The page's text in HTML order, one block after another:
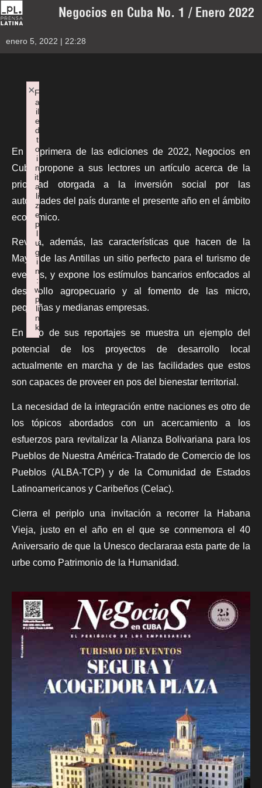
Negocios en Cuba No. 1 / Enero 2022
enero 5, 2022 | 22:28
En la primera de las ediciones de 2022, Negocios en
Cuba
propone a sus lectores un artículo acerca de la
prioridad otorgada a la inversión social por las
autoridades del país durante el presente año en el ámbito
económico.
Revela, además, las características que hacen de la
Mayor de las Antillas un sitio perfecto para el turismo de
eventos, y expone los estímulos bancarios enfocados al
desarrollo agropecuario y al fomento de las micro,
pequeñas y medianas empresas.
En uno de sus reportajes se muestra un ejemplo del
potencial de los proyectos de desarrollo local
actualmente en marcha y de las facilidades que estos
son capaces de proveer en pos del bienestar territorial.
La necesidad de la integración entre naciones es otro de
los tópicos abordados con un acercamiento a los
esfuerzos para revitalizar la Alianza Bolivariana para los
Pueblos de Nuestra América-Tratado de Comercio de los
Pueblos (ALBA-TCP) y de la Comunidad de Estados
Latinoamericanos y Caribeños (Celac).
Cierra el periplo una invitación a recorrer la Habana
Vieja, justo en el año en el que se conmemora el 40
Aniversario de que la Unesco declararaa esta parte de la
urbe como Patrimonio de la Humanidad.
F
a
il
e
d
t
o
i
n
iti
a
li
z
e
p
l
u
g
i
n
:
w
p
li
n
k
×
Failed to initialize plugin: wplink